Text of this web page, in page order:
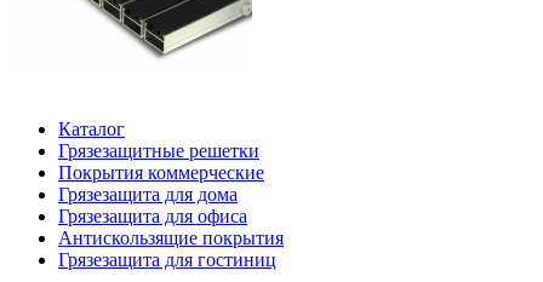
Каталог
Грязезащитные решетки
Покрытия коммерческие
Грязезащита для дома
Грязезащита для офиса
Антискользящие покрытия
Грязезащита для гостиниц